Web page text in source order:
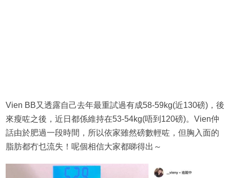
Vien BB又透露自己去年最重試過有成58-59kg(近130磅)，後
來瘦咗之後，近日都係維持在53-54kg(唔到120磅)。Vien仲
話由於肥過一段時間，所以依家雖然磅數輕咗，但胸入面的
脂肪都冇乜流失！呢個相信大家都睇得出～